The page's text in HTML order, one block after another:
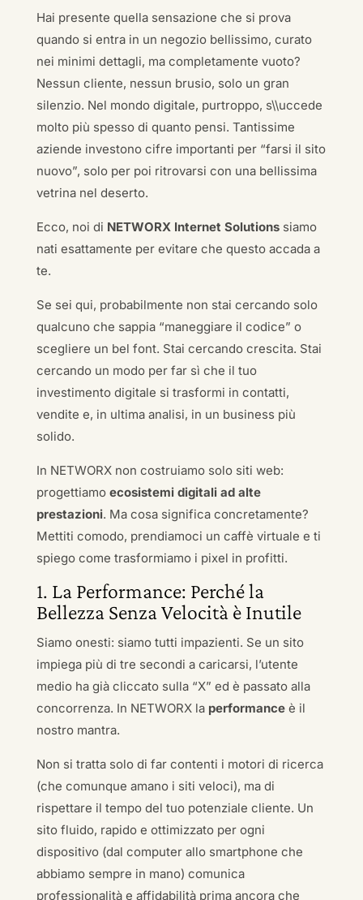
Hai presente quella sensazione che si prova
quando si entra in un negozio bellissimo, curato
nei minimi dettagli, ma completamente vuoto?
Nessun cliente, nessun brusio, solo un gran
silenzio. Nel mondo digitale, purtroppo, s\\uccede
molto più spesso di quanto pensi. Tantissime
aziende investono cifre importanti per “farsi il sito
nuovo”, solo per poi ritrovarsi con una bellissima
vetrina nel deserto.
Ecco, noi di NETWORX Internet Solutionssiamo
nati esattamente per evitare che questo accada a
te.
Se sei qui, probabilmente non stai cercando solo
qualcuno che sappia “maneggiare il codice” o
scegliere un bel font. Stai cercando crescita. Stai
cercando un modo per far sì che il tuo
investimento digitale si trasformi in contatti,
vendite e, in ultima analisi, in un business più
solido.
In NETWORX non costruiamo solo siti web:
progettiamo ecosistemi digitali ad alte
prestazioni. Ma cosa significa concretamente?
Mettiti comodo, prendiamoci un caffè virtuale e ti
spiego come trasformiamo i pixel in profitti.
1. La Performance: Perché la
Bellezza Senza Velocità è Inutile
Siamo onesti: siamo tutti impazienti. Se un sito
impiega più di tre secondi a caricarsi, l’utente
medio ha già cliccato sulla “X” ed è passato alla
concorrenza. In NETWORX la performanceè il
nostro mantra.
Non si tratta solo di far contenti i motori di ricerca
(che comunque amano i siti veloci), ma di
rispettare il tempo del tuo potenziale cliente. Un
sito fluido, rapido e ottimizzato per ogni
dispositivo (dal computer allo smartphone che
abbiamo sempre in mano) comunica
professionalità e affidabilità prima ancora che